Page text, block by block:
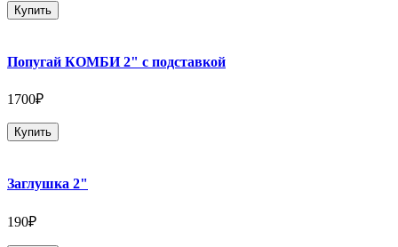
Купить
Попугай КОМБИ 2" с подставкой
1700₽
Купить
Заглушка 2"
190₽